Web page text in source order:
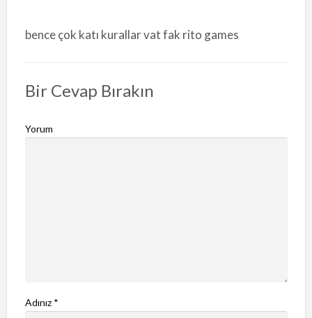
bence çok katı kurallar vat fak rito games
Bir Cevap Bırakın
Yorum
Adınız *